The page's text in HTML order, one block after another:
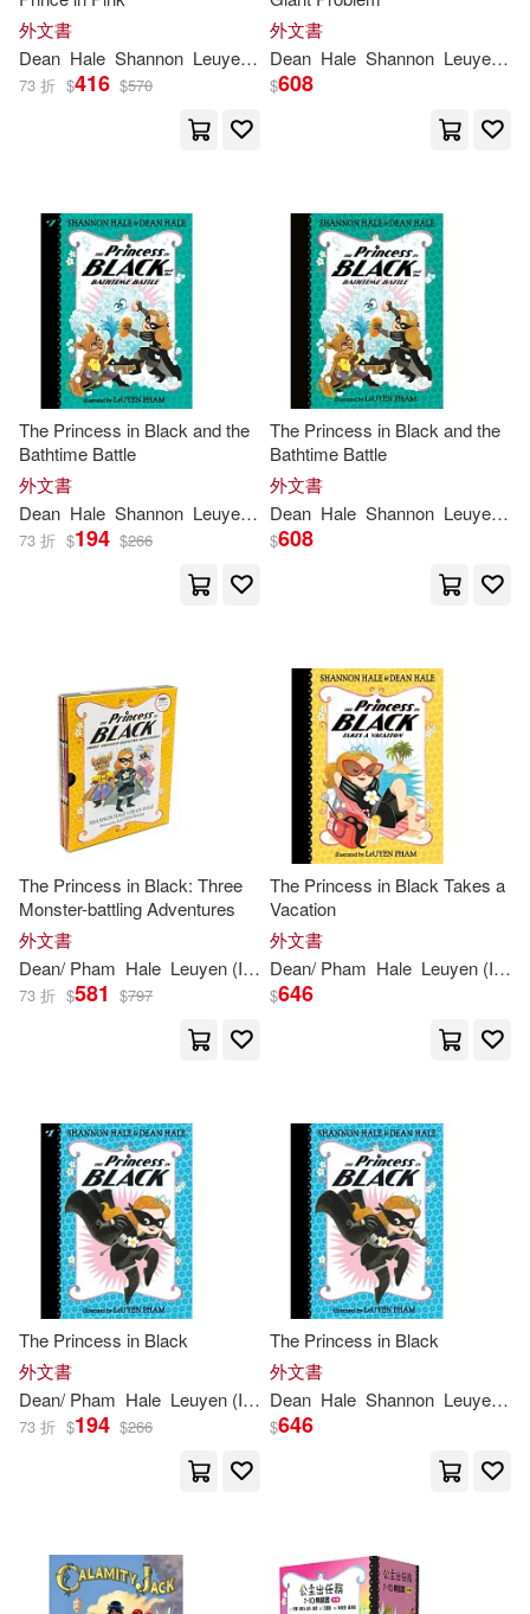
外文書
Dean Hale Shannon Leuyen Pham
73 折 $416 $570
外文書
Dean Hale Shannon Leuyen
$608
The Princess in Black and the
Bathtime Battle
外文書
Dean Hale Shannon Leuyen Pham
73 折 $194 $266
The Princess in Black and the
Bathtime Battle
外文書
Dean Hale Shannon Leuyen
$608
The Princess in Black: Three
Monster-battling Adventures
外文書
Dean/ Pham Hale Leuyen (ILT) Shannon/Hale
73 折 $581 $797
The Princess in Black Takes a
Vacation
外文書
Dean/ Pham Hale Leuyen (ILT)
$646
The Princess in Black
外文書
Dean/ Pham Hale Leuyen (ILT) Shannon/Hale
73 折 $194 $266
The Princess in Black
外文書
Dean Hale Shannon Leuyen
$646